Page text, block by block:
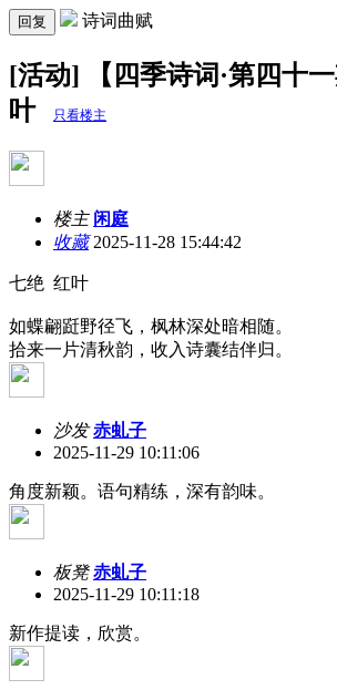
回复 诗词曲赋
[活动] 【四季诗词·第四十
叶
只看楼主
楼主 闲庭
收藏2025-11-28 15:44:42
七绝 红叶
如蝶翩跹野径飞，枫林深处暗相随。
拾来一片清秋韵，收入诗囊结伴归。
沙发 赤虬子
2025-11-29 10:11:06
角度新颖。语句精练，深有韵味。
板凳 赤虬子
2025-11-29 10:11:18
新作提读，欣赏。